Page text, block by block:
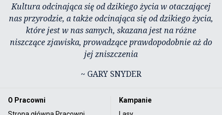
Kultura odcinająca się od dzikiego życia w otaczającej
nas przyrodzie, a także odcinająca się od dzikiego życia,
które jest w nas samych, skazana jest na różne
niszczące zjawiska, prowadzące prawdopodobnie aż do
jej zniszczenia
~ GARY SNYDER
O Pracowni
Kampanie